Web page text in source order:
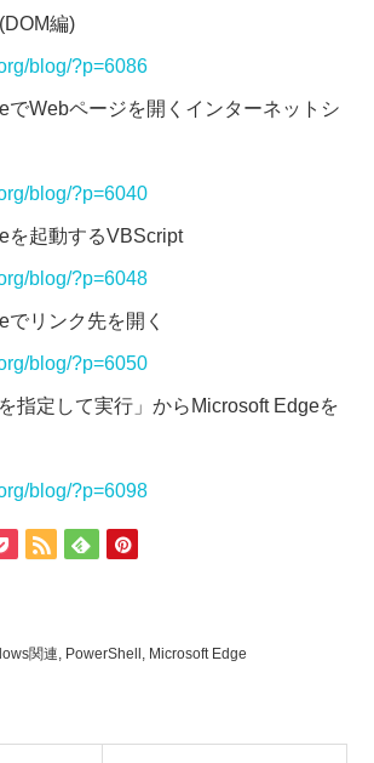
編)
blog/?p=6086
でWebページを開くインターネットシ
blog/?p=6040
を起動するVBScript
blog/?p=6048
でリンク先を開く
blog/?p=6050
指定して実行」からMicrosoft Edgeを
blog/?p=6098
関連, PowerShell , Microsoft Edge